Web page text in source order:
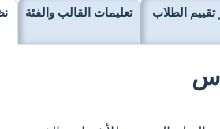
تعليمات القالب والفئة تقييم الطلاب